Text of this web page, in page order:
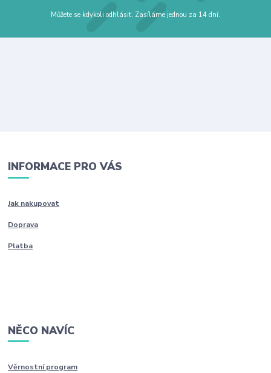
Můžete se kdykoli odhlásit. Zasíláme jednou za 14 dní.
INFORMACE PRO VÁS
Jak nakupovat
Doprava
Platba
NĚCO NAVÍC
Věrnostní program